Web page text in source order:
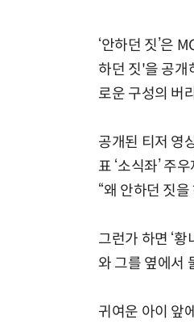
‘안하던 짓’은
하던 짓'을 공개
로운 구성의 버
공개된 티저 영
표 ‘소식좌’ 주
“왜 안하던 짓
그런가 하면 ‘
와 그를 옆에서
귀여운 아이 앞